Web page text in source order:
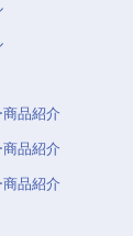
品紹介
品紹介
品紹介